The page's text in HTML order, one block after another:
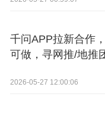
千问APP拉新合作
可做，寻网推/地推
2026-05-27 12:00:06